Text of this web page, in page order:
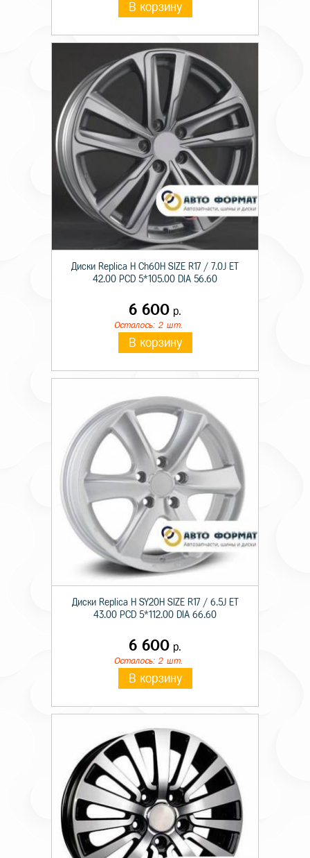
В корзину
Диски Replica H Ch60H SIZE R17 / 7.0J ET
42.00 PCD 5*105.00 DIA 56.60
6 600 р.
Осталось: 2 шт.
В корзину
Диски Replica H SY20H SIZE R17 / 6.5J ET
43.00 PCD 5*112.00 DIA 66.60
6 600 р.
Осталось: 2 шт.
В корзину